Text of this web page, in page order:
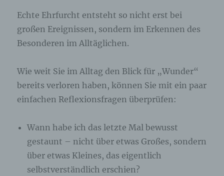
Echte Ehrfurcht entsteht so nicht erst bei
großen Ereignissen, sondern im Erkennen des
Besonderen im Alltäglichen.
Wie weit Sie im Alltag den Blick für „Wunder“
bereits verloren haben, können Sie mit ein paar
einfachen Reflexionsfragen überprüfen:
Wann habe ich das letzte Mal bewusst
gestaunt – nicht über etwas Großes, sondern
über etwas Kleines, das eigentlich
selbstverständlich erschien?